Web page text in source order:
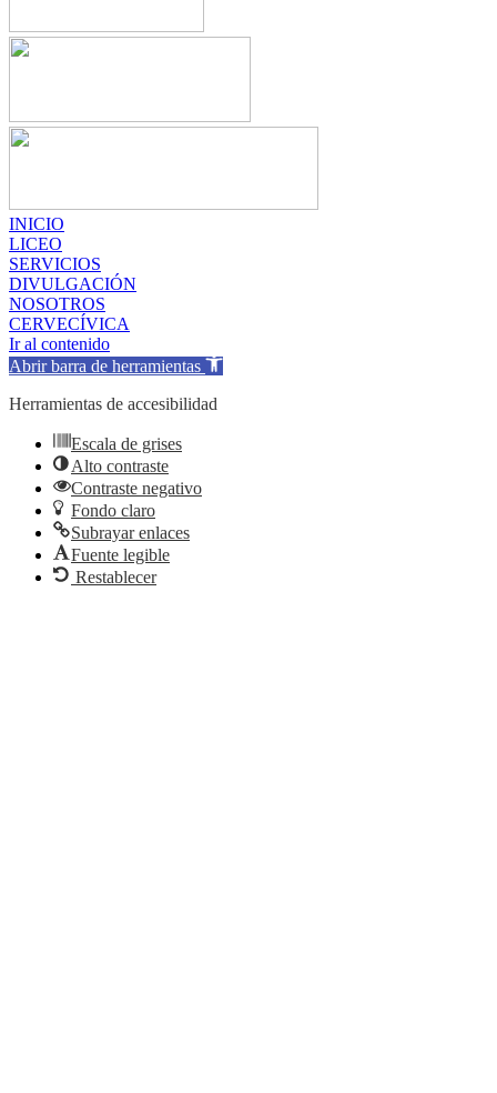
INICIO
LICEO
SERVICIOS
DIVULGACIÓN
NOSOTROS
CERVECÍVICA
Ir al contenido
Abrir barra de herramientas
Herramientas de accesibilidad
Escala de grises
Alto contraste
Contraste negativo
Fondo claro
Subrayar enlaces
Fuente legible
Restablecer